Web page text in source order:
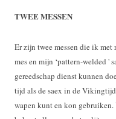
TWEE MESSEN
Er zijn twee messen die ik
mes en mijn ‘pattern-welded '
gereedschap dienst kunnen
tijd als de saex in de
wapen kunt en kon